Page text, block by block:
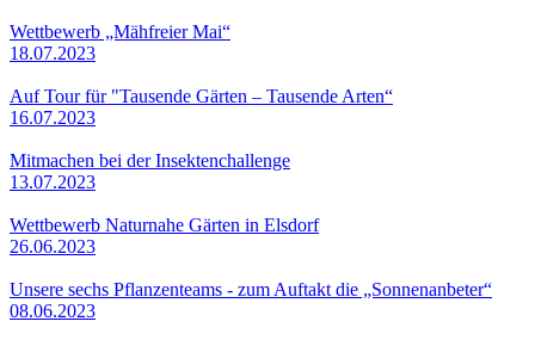
Wettbewerb „Mähfreier Mai“
18.07.2023
Auf Tour für "Tausende Gärten – Tausende Arten“
16.07.2023
Mitmachen bei der Insektenchallenge
13.07.2023
Wettbewerb Naturnahe Gärten in Elsdorf
26.06.2023
Unsere sechs Pflanzenteams - zum Auftakt die „Sonnenanbeter“
08.06.2023